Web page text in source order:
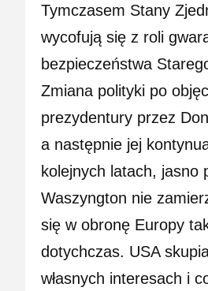
Tymczasem Stany
wycofują się z roli
bezpieczeństwa
Zmiana polityki po
prezydentury przez
a następnie jej
kolejnych latach, jasno
Waszyngton nie
się w obronę Europy
dotychczas. USA
własnych interesach i